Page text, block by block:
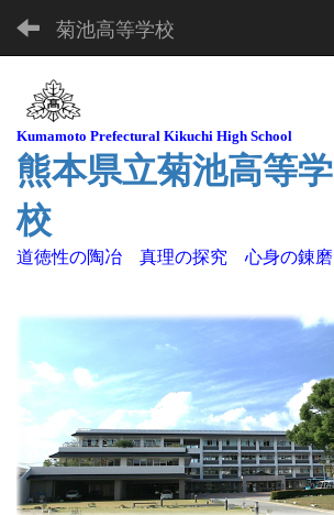
菊池高等学校
Kumamoto Prefectural Kikuchi High School
熊本県立菊池高等学
校
道徳性の陶冶 真理の探究 心身の錬磨